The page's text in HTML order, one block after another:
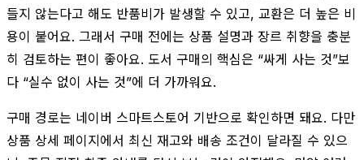
들지 않는다고 해도 반품비가 발생할 수 있고, 교환은 더 높은 비
용이 붙어요. 그래서 구매 전에는 상품 설명과 장르 취향을 충분
히 검토하는 편이 좋아요. 도서 구매의 핵심은 “싸게 사는 것”보
다 “실수 없이 사는 것”에 더 가까워요.
구매 경로는 네이버 스마트스토어 기반으로 확인하면 돼요. 다만
상품 상세 페이지에서 최신 재고와 배송 조건이 달라질 수 있으